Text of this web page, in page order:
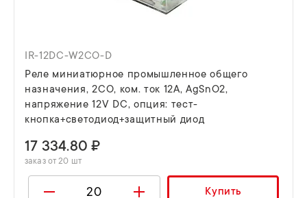
IR-12DC-W2CO-D
Реле миниатюрное промышленное общего
назначения, 2CO, ком. ток 12А, AgSnO2,
напряжение 12V DC, опция: тест-
кнопка+светодиод+защитный диод
17 334.80 ₽
заказ от 20 шт
Купить